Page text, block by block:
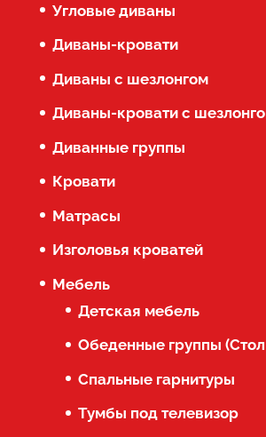
Угловые диваны
Диваны-кровати
Диваны с шезлонгом
Диваны-кровати с
Диванные группы
Кровати
Матрасы
Изголовья кроватей
Мебель
Детская мебель
Обеденные группы
Спальные гарнитуры
Тумбы под телевизор